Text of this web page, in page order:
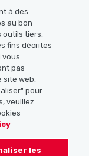
à des
au bon
outils tiers,
fins décrites
vous
pas
site web,
pour
veuillez
les